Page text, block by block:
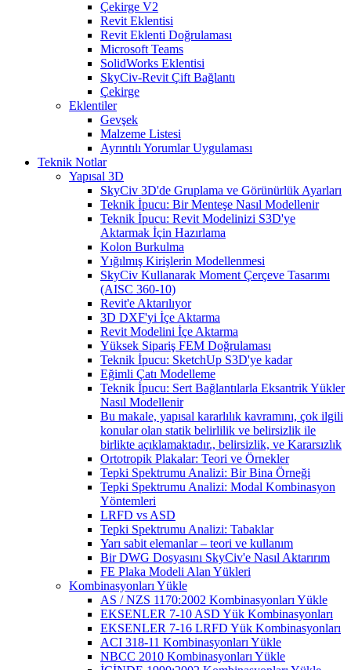
Çekirge V2
Revit Eklentisi
Revit Eklenti Doğrulaması
Microsoft Teams
SolidWorks Eklentisi
SkyCiv-Revit Çift Bağlantı
Çekirge
Eklentiler
Gevşek
Malzeme Listesi
Ayrıntılı Yorumlar Uygulaması
Teknik Notlar
Yapısal 3D
SkyCiv 3D'de Gruplama ve Görünürlük Ayarları
Teknik İpucu: Bir Menteşe Nasıl Modellenir
Teknik İpucu: Revit Modelinizi S3D'ye
Aktarmak İçin Hazırlama
Kolon Burkulma
Yığılmış Kirişlerin Modellenmesi
SkyCiv Kullanarak Moment Çerçeve Tasarımı
(AISC 360-10)
Revit'e Aktarılıyor
3D DXF'yi İçe Aktarma
Revit Modelini İçe Aktarma
Yüksek Sipariş FEM Doğrulaması
Teknik İpucu: SketchUp S3D'ye kadar
Eğimli Çatı Modelleme
Teknik İpucu: Sert Bağlantılarla Eksantrik Yükler
Nasıl Modellenir
Bu makale, yapısal kararlılık kavramını, çok ilgili
konular olan statik belirlilik ve belirsizlik ile
birlikte açıklamaktadır., belirsizlik, ve Kararsızlık
Ortotropik Plakalar: Teori ve Örnekler
Tepki Spektrumu Analizi: Bir Bina Örneği
Tepki Spektrumu Analizi: Modal Kombinasyon
Yöntemleri
LRFD vs ASD
Tepki Spektrumu Analizi: Tabaklar
Yarı sabit elemanlar – teori ve kullanım
Bir DWG Dosyasını SkyCiv'e Nasıl Aktarırım
FE Plaka Modeli Alan Yükleri
Kombinasyonları Yükle
AS / NZS 1170:2002 Kombinasyonları Yükle
EKSENLER 7-10 ASD Yük Kombinasyonları
EKSENLER 7-16 LRFD Yük Kombinasyonları
ACI 318-11 Kombinasyonları Yükle
NBCC 2010 Kombinasyonları Yükle